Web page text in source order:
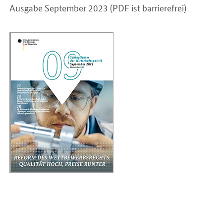
Ausgabe September 2023 (PDF ist barrierefrei)
Einleitung